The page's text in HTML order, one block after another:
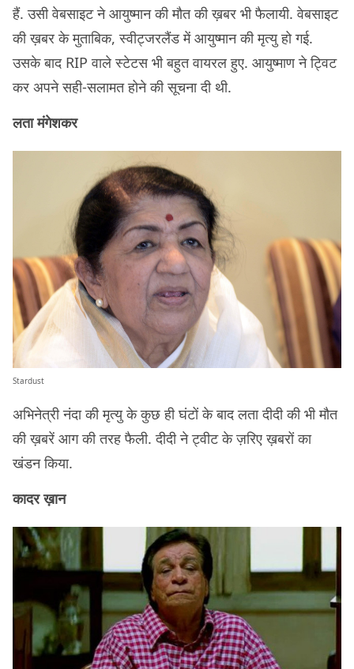
हैं. उसी वेबसाइट ने आयुष्मान की मौत की ख़बर भी फैलायी. वेबसाइट
की ख़बर के मुताबिक, स्वीट्जरलैंड में आयुष्मान की मृत्यु हो गई.
उसके बाद RIP वाले स्टेटस भी बहुत वायरल हुए. आयुष्माण ने ट्विट
कर अपने सही-सलामत होने की सूचना दी थी.
लता मंगेशकर
Stardust
अभिनेत्री नंदा की मृत्यु के कुछ ही घंटों के बाद लता दीदी की भी मौत
की ख़बरें आग की तरह फैली. दीदी ने ट्वीट के ज़रिए ख़बरों का
खंडन किया.
कादर ख़ान